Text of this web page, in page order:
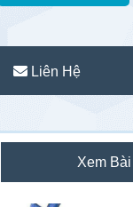
Liên Hệ
Sidebar
chính
Xem